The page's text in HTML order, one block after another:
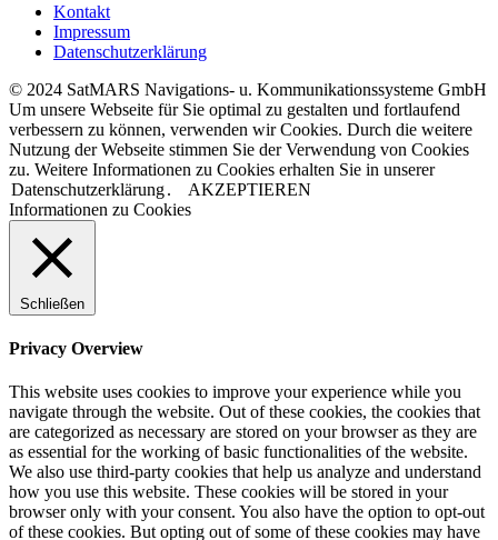
Kontakt
Impressum
Datenschutzerklärung
© 2024 SatMARS Navigations- u. Kommunikationssysteme GmbH
Um unsere Webseite für Sie optimal zu gestalten und fortlaufend
verbessern zu können, verwenden wir Cookies. Durch die weitere
Nutzung der Webseite stimmen Sie der Verwendung von Cookies
zu. Weitere Informationen zu Cookies erhalten Sie in unserer
Datenschutzerklärung.
AKZEPTIEREN
Informationen zu Cookies
Schließen
Privacy Overview
This website uses cookies to improve your experience while you
navigate through the website. Out of these cookies, the cookies that
are categorized as necessary are stored on your browser as they are
as essential for the working of basic functionalities of the website.
We also use third-party cookies that help us analyze and understand
how you use this website. These cookies will be stored in your
browser only with your consent. You also have the option to opt-out
of these cookies. But opting out of some of these cookies may have